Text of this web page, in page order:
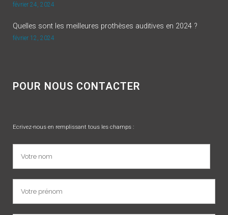
février 24, 2024
Quelles sont les meilleures prothèses auditives en 2024 ?
février 12, 2024
POUR NOUS CONTACTER
Ecrivez-nous en remplissant tous les champs :